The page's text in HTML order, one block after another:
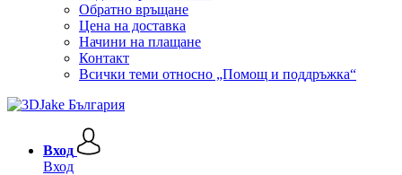
Обратно връщане
Цена на доставка
Начини на плащане
Контакт
Всички теми относно „Помощ и поддръжка“
Вход
Вход